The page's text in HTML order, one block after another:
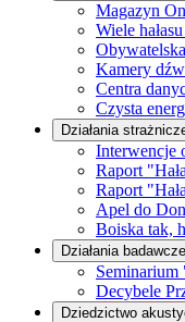
Magazyn
Wiele
Kamery
Centra
Czysta
Działania
Interwencje
Raport
Raport
Apel do
Boiska tak,
Działania badawcze
Seminarium
Decybele
Dziedzictwo